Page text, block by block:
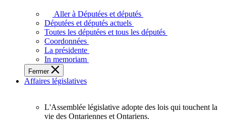
députés
vous
représentent
sein
de
l'Assemblée
législative
l'Ontario.
Aller à Députées et députés
Députées et députés actuels
Toutes les députées et tous les députés
Coordonnées
La présidente
In memoriam
Fermer
Affaires législatives
L'Assemblée
L'Assemblée législative adopte des lois qui touchent la
vie des Ontariennes et Ontariens.